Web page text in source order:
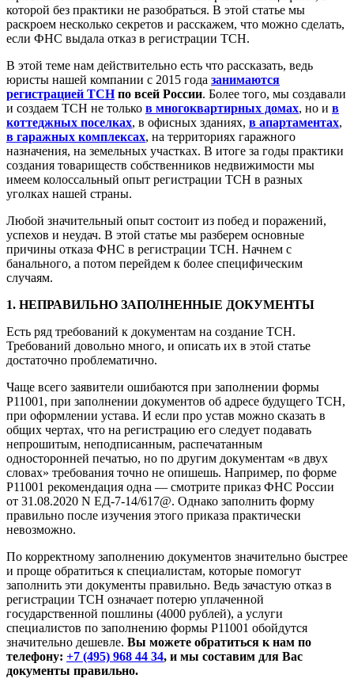
которой без практики не разобраться. В этой статье мы
раскроем несколько секретов и расскажем, что можно сделать,
если ФНС выдала отказ в регистрации ТСН.
В этой теме нам действительно есть что рассказать, ведь
юристы нашей компании с 2015 года занимаются
регистрацией ТСН по всей России. Более того, мы создавали
и создаем ТСН не только в многоквартирных домах, но и в
коттеджных поселках, в офисных зданиях, в апартаментах,
в гаражных комплексах, на территориях гаражного
назначения, на земельных участках. В итоге за годы практики
создания товариществ собственников недвижимости мы
имеем колоссальный опыт регистрации ТСН в разных
уголках нашей страны.
Любой значительный опыт состоит из побед и поражений,
успехов и неудач. В этой статье мы разберем основные
причины отказа ФНС в регистрации ТСН. Начнем с
банального, а потом перейдем к более специфическим
случаям.
1. НЕПРАВИЛЬНО ЗАПОЛНЕННЫЕ ДОКУМЕНТЫ
Есть ряд требований к документам на создание ТСН.
Требований довольно много, и описать их в этой статье
достаточно проблематично.
Чаще всего заявители ошибаются при заполнении формы
Р11001, при заполнении документов об адресе будущего ТСН,
при оформлении устава. И если про устав можно сказать в
общих чертах, что на регистрацию его следует подавать
непрошитым, неподписанным, распечатанным
односторонней печатью, но по другим документам «в двух
словах» требования точно не опишешь. Например, по форме
Р11001 рекомендация одна — смотрите приказ ФНС России
от 31.08.2020 N ЕД-7-14/617@. Однако заполнить форму
правильно после изучения этого приказа практически
невозможно.
По корректному заполнению документов значительно быстрее
и проще обратиться к специалистам, которые помогут
заполнить эти документы правильно. Ведь зачастую отказ в
регистрации ТСН означает потерю уплаченной
государственной пошлины (4000 рублей), а услуги
специалистов по заполнению формы Р11001 обойдутся
значительно дешевле. Вы можете обратиться к нам по
телефону: +7 (495) 968 44 34, и мы составим для Вас
документы правильно.